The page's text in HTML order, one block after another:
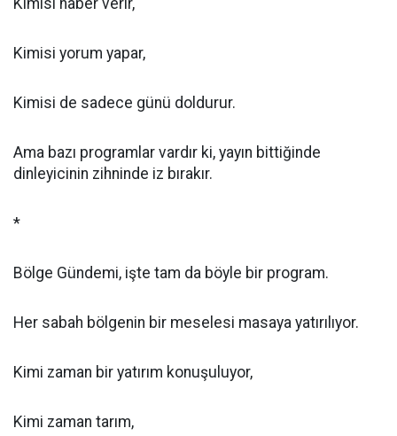
Kimisi haber verir,
Kimisi yorum yapar,
Kimisi de sadece günü doldurur.
Ama bazı programlar vardır ki, yayın bittiğinde
dinleyicinin zihninde iz bırakır.
*
Bölge Gündemi, işte tam da böyle bir program.
Her sabah bölgenin bir meselesi masaya yatırılıyor.
Kimi zaman bir yatırım konuşuluyor,
Kimi zaman tarım,